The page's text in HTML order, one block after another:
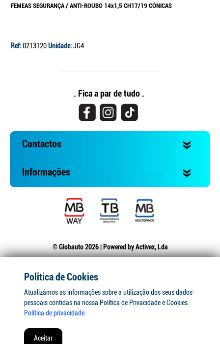
FEMEAS SEGURANÇA / ANTI-ROUBO 14x1,5 CH17/19 CÓNICAS
Ref:0213120Unidade:JG4
. Fica a par de tudo .
Contactos
Informações
© Globauto 2026 | Powered byActivex, Lda
Politica de Cookies
Atualizámos as informações sobre a utilização dos seus dados
pessoais contidas na nossa Política de Privacidade e Cookies.
Política de privacidade
Aceitar